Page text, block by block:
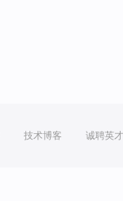
技术博客 诚聘英才